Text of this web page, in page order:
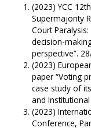
(2023) YCC
Supermajority
Court Paralysis:
decision-
perspective”.
(2023)
paper “Voting
case study of
and
(2023)
Conference,